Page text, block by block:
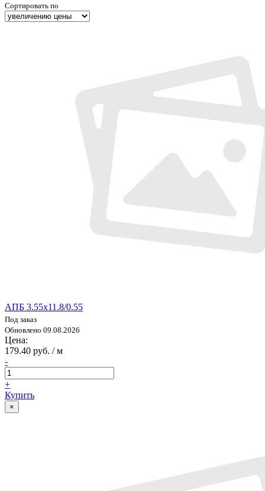
Сортировать по
АПБ 3.55х11.8/0.55
Под заказ
Обновлено 09.08.2026
Цена:
179.40 руб. / м
-
+
Купить
×